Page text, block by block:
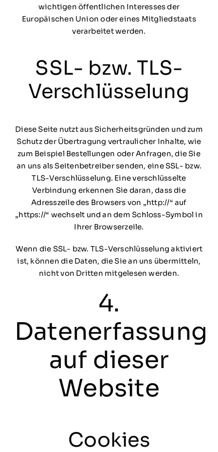
wichtigen öffentlichen Interesses der
Europäischen Union oder eines Mitgliedstaats
verarbeitet werden.
SSL- bzw. TLS-
Verschlüsselung
Diese Seite nutzt aus Sicherheitsgründen und zum
Schutz der Übertragung vertraulicher Inhalte, wie
zum Beispiel Bestellungen oder Anfragen, die Sie
an uns als Seitenbetreiber senden, eine SSL- bzw.
TLS-Verschlüsselung. Eine verschlüsselte
Verbindung erkennen Sie daran, dass die
Adresszeile des Browsers von „http://“ auf
„https://“ wechselt und an dem Schloss-Symbol in
Ihrer Browserzeile.
Wenn die SSL- bzw. TLS-Verschlüsselung aktiviert
ist, können die Daten, die Sie an uns übermitteln,
nicht von Dritten mitgelesen werden.
4.
Datenerfassung
auf dieser
Website
Cookies